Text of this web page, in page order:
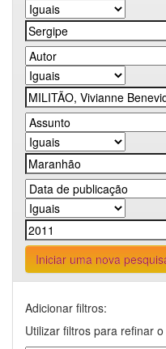
Iniciar uma nova
Adicionar filtros:
Utilizar filtros para refinar